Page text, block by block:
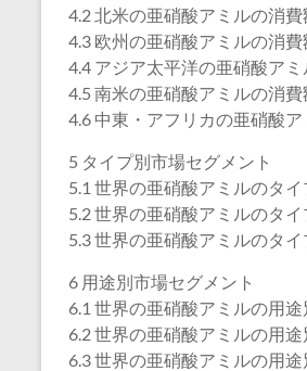
4.2 北米の亜硝酸アミルの消費
4.3 欧州の亜硝酸アミルの消費
4.4 アジア太平洋の亜硝酸ア
4.5 南米の亜硝酸アミルの消費
4.6 中東・アフリカの亜硝酸
5 タイプ別市場セグメント
5.1 世界の亜硝酸アミルのタ
5.2 世界の亜硝酸アミルのタ
5.3 世界の亜硝酸アミルのタ
6 用途別市場セグメント
6.1 世界の亜硝酸アミルの用
6.2 世界の亜硝酸アミルの用
6.3 世界の亜硝酸アミルの用